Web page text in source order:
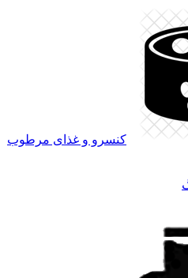
کنسرو و غذای مرطوب